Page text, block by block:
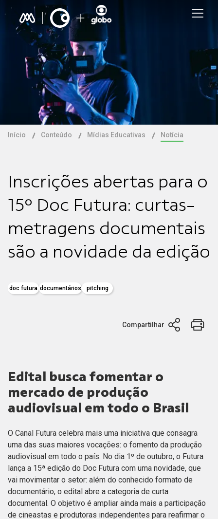
Início Conteúdo Mídias Educativas Notícia
Inscrições abertas para o
15º Doc Futura: curtas-
metragens documentais
são a novidade da edição
doc futura documentários pitching
Compartilhar
Edital busca fomentar o
mercado de produção
audiovisual em todo o Brasil
O Canal Futura celebra mais uma iniciativa que consagra
uma das suas maiores vocações: o fomento da produção
audiovisual em todo o país. No dia 1º de outubro, o Futura
lança a 15ª edição do Doc Futura com uma novidade, que
vai movimentar o setor: além do conhecido formato de
documentário, o edital abre a categoria de curta
documental. O objetivo é ampliar ainda mais a participação
de cineastas e produtoras independentes para reafirmar o